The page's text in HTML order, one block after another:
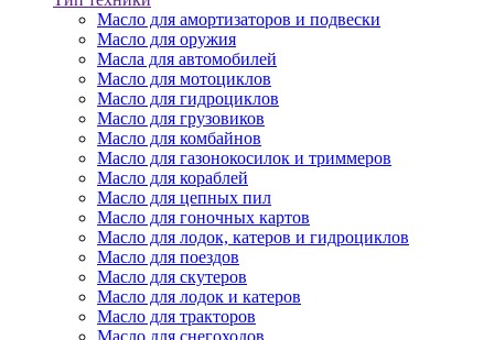
Масло для амортизаторов и подвески
Масло для оружия
Масла для автомобилей
Масло для мотоциклов
Масло для гидроциклов
Масло для грузовиков
Масло для комбайнов
Масло для газонокосилок и триммеров
Масло для кораблей
Масло для цепных пил
Масло для гоночных картов
Масло для лодок, катеров и гидроциклов
Масло для поездов
Масло для скутеров
Масло для лодок и катеров
Масло для тракторов
Масло для снегоходов